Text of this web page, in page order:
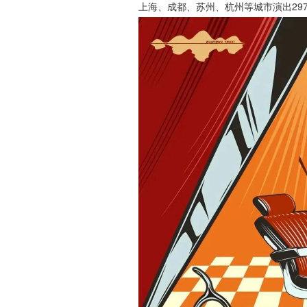
上海、成都、苏州、杭州等城市演出